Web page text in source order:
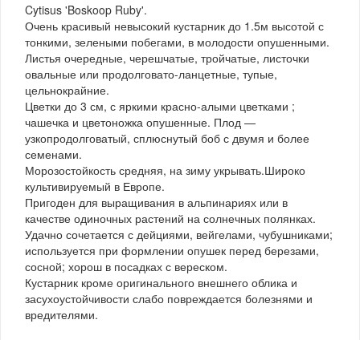
Cytisus 'Boskoop Ruby'.
Очень красивый невысокий кустарник до 1.5м высотой с
тонкими, зелеными побегами, в молодости опушенными.
Листья очередные, черешчатые, тройчатые, листочки
овальные или продолговато-ланцетные, тупые,
цельнокрайние.
Цветки до 3 см, с яркими красно-алыми цветками ;
чашечка и цветоножка опушенные. Плод —
узкопродолговатый, сплюснутый боб с двумя и более
семенами.
Морозостойкость средняя, на зиму укрывать.Широко
культивируемый в Европе.
Пригоден для выращивания в альпинариях или в
качестве одиночных растений на солнечных полянках.
Удачно сочетается с дейциями, вейгелами, чубушниками;
используется при формлении опушек перед березами,
сосной; хорош в посадках с вереском.
Кустарник кроме оригинального внешнего облика и
засухоустойчивости слабо повреждается болезнями и
вредителями.